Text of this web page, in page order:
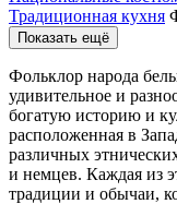
Традиционная кухня
Показать ещё
Фольклор народа
удивительное и
богатую историю и
расположенная в
различных
и немцев. Каждая из
традиции и обычаи,